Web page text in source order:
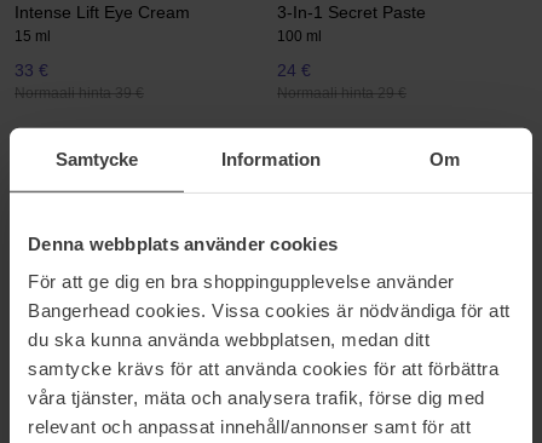
Samtycke Information Om
Denna webbplats använder cookies
För att ge dig en bra shoppingupplevelse använder
Bangerhead cookies. Vissa cookies är nödvändiga för att
du ska kunna använda webbplatsen, medan ditt
samtycke krävs för att använda cookies för att förbättra
våra tjänster, mäta och analysera trafik, förse dig med
relevant och anpassat innehåll/annonser samt för att
Intense Lift Eye Cream
15 ml
33 €
Normaali hinta 39 €
3-In-1 Secret Paste
100 ml
24 €
Normaali hinta 29 €
Anti-Blemish Serum
30 ml
Normaali hinta 39 €
Cicalisse Hands & Nails
30 ml
Normaali hinta 13 €
Color Balm 3-In-1 Stick
2,5 g
22 €
Normaali hinta 26 €
Concealer Correcting Care
Beige
8 ml
23 €
Normaali hinta 26 €